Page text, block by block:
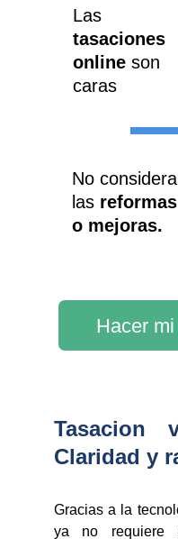
Hacer
Las
tasaciones
online son
caras
No
las reformas
o mejoras.
Tasacion
Claridad y
Gracias a la
ya no requiere